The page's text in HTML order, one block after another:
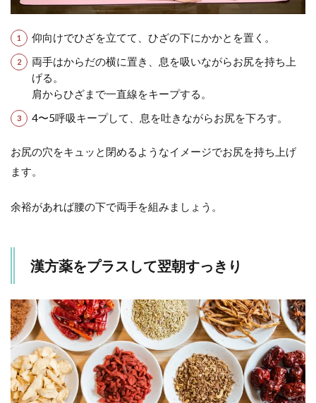
仰向けでひざを立てて、ひざの下にかかとを置く。
両手はからだの横に置き、息を吸いながらお尻を持ち上
げる。
肩からひざまで一直線をキープする。
4〜5呼吸キープして、息を吐きながらお尻を下ろす。
お尻の穴をキュッと閉めるようなイメージでお尻を持ち上げ
ます。
余裕があれば腰の下で両手を組みましょう。
漢方薬をプラスして翌朝すっきり